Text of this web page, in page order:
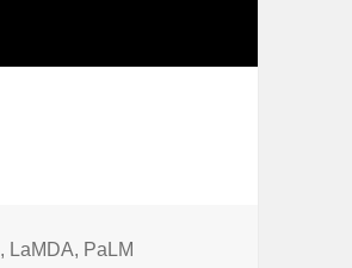
, LaMDA, PaLM